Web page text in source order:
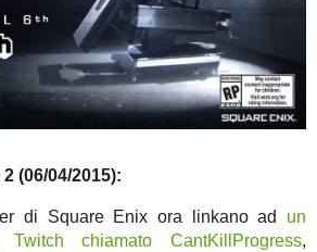
(06/04/2015):
di Square Enix ora linkano ad un
chiamato CantKillProgress,